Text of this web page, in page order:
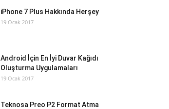
iPhone 7 Plus Hakkında Herşey
19 Ocak 2017
Android İçin En İyi Duvar Kağıdı
Oluşturma Uygulamaları
19 Ocak 2017
Teknosa Preo P2 Format Atma